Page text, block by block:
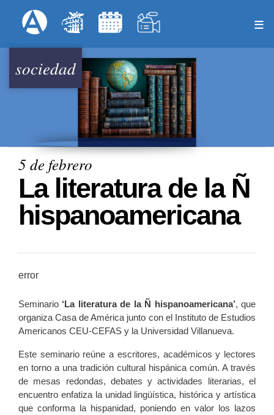
al
Menú Superior
sociedad
5 de febrero
La literatura de la Ñ
hispanoamericana
error
Seminario ‘La literatura de la Ñ hispanoamericana’, que
organiza Casa de América junto con el Instituto de Estudios
Americanos CEU-CEFAS y la Universidad Villanueva.
Este seminario reúne a escritores, académicos y lectores
en torno a una tradición cultural hispánica común. A través
de mesas redondas, debates y actividades literarias, el
encuentro enfatiza la unidad lingüística, histórica y artística
que conforma la hispanidad, poniendo en valor los lazos